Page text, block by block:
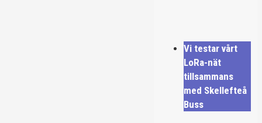
Vi testar vårt
LoRa-nät
tillsammans
med Skellefteå
Buss